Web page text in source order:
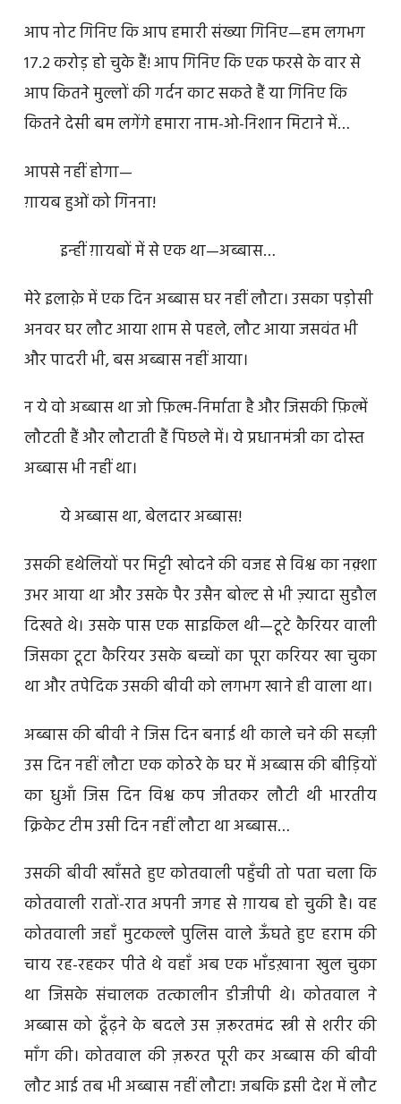
आप नोट गिनिए कि आप हमारी संख्या गिनिए—हम लगभग
17.2 करोड़ हो चुके हैं! आप गिनिए कि एक फरसे के वार से
आप कितने मुल्लों की गर्दन काट सकते हैं या गिनिए कि
कितने देसी बम लगेंगे हमारा नाम-ओ-निशान मिटाने में…
आपसे नहीं होगा—
ग़ायब हुओं को गिनना!
इन्हीं ग़ायबों में से एक था—अब्बास…
मेरे इलाक़े में एक दिन अब्बास घर नहीं लौटा। उसका पड़ोसी
अनवर घर लौट आया शाम से पहले, लौट आया जसवंत भी
और पादरी भी, बस अब्बास नहीं आया।
न ये वो अब्बास था जो फ़िल्म-निर्माता है और जिसकी फ़िल्में
लौटती हैं और लौटाती हैं पिछले में। ये प्रधानमंत्री का दोस्त
अब्बास भी नहीं था।
ये अब्बास था, बेलदार अब्बास!
उसकी हथेलियों पर मिट्टी खोदने की वजह से विश्व का नक़्शा
उभर आया था और उसके पैर उसैन बोल्ट से भी ज़्यादा सुडौल
दिखते थे। उसके पास एक साइकिल थी—टूटे कैरियर वाली
जिसका टूटा कैरियर उसके बच्चों का पूरा करियर खा चुका
था और तपेदिक उसकी बीवी को लगभग खाने ही वाला था।
अब्बास की बीवी ने जिस दिन बनाई थी काले चने की सब्ज़ी
उस दिन नहीं लौटा एक कोठरे के घर में अब्बास की बीड़ियों
का धुआँ जिस दिन विश्व कप जीतकर लौटी थी भारतीय
क्रिकेट टीम उसी दिन नहीं लौटा था अब्बास…
उसकी बीवी खाँसते हुए कोतवाली पहुँची तो पता चला कि
कोतवाली रातों-रात अपनी जगह से ग़ायब हो चुकी है। वह
कोतवाली जहाँ मुटकल्ले पुलिस वाले ऊँघते हुए हराम की
चाय रह-रहकर पीते थे वहाँ अब एक भाँडख़ाना खुल चुका
था जिसके संचालक तत्कालीन डीजीपी थे। कोतवाल ने
अब्बास को ढूँढ़ने के बदले उस ज़रूरतमंद स्त्री से शरीर की
माँग की। कोतवाल की ज़रूरत पूरी कर अब्बास की बीवी
लौट आई तब भी अब्बास नहीं लौटा! जबकि इसी देश में लौट